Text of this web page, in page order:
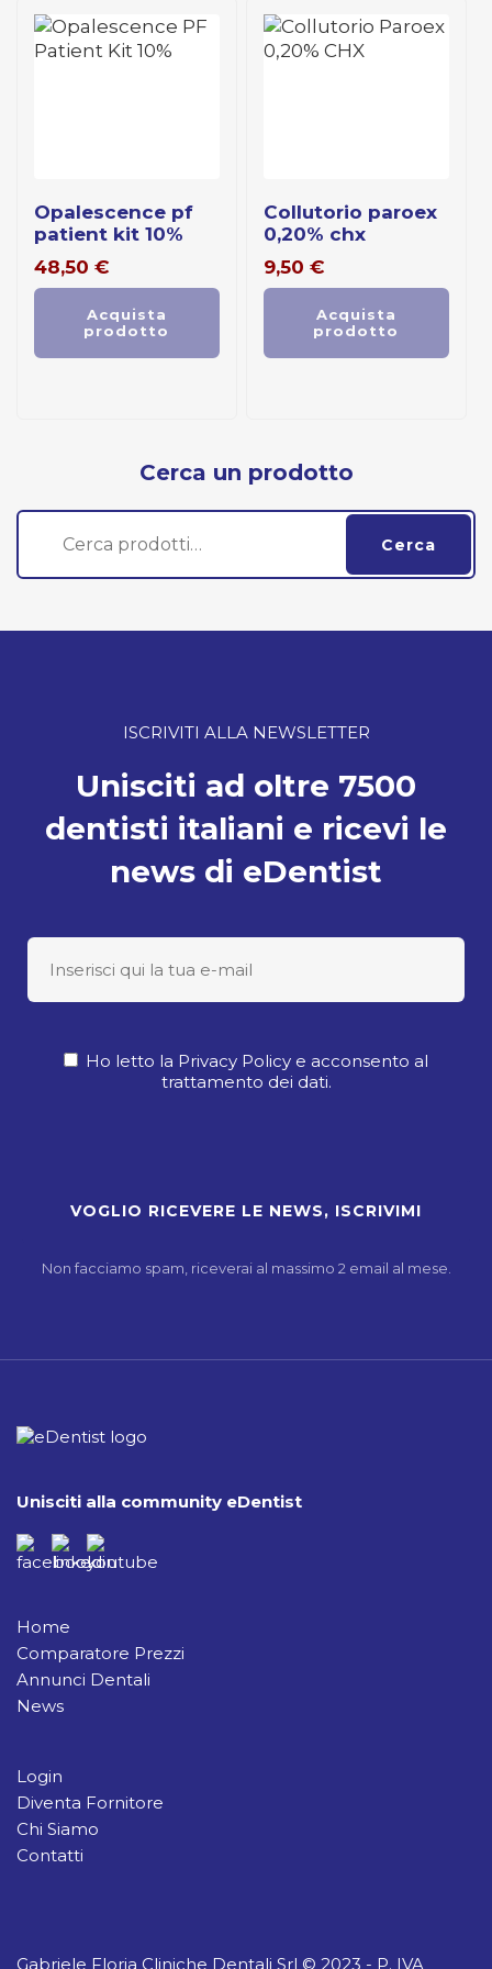
opalescence pf
patient kit 10%
48,50 €
Acquista
prodotto
collutorio paroex
0,20% chx
9,50 €
Acquista
prodotto
Cerca un prodotto
Cerca:
Cerca
ISCRIVITI ALLA NEWSLETTER
Unisciti ad oltre 7500
dentisti italiani e ricevi le
news di eDentist
Ho letto la Privacy Policy e acconsento al
trattamento dei dati.
Non facciamo spam, riceverai al massimo 2 email al mese.
Unisciti alla community eDentist
Home
Comparatore Prezzi
Annunci Dentali
News
Login
Diventa Fornitore
Chi Siamo
Contatti
Gabriele Floria Cliniche Dentali Srl © 2023 - P. IVA